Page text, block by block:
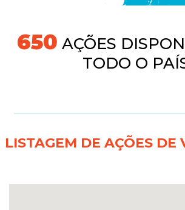
677 AÇÕES
TODO O
LISTAGEM DE AÇÕES DE